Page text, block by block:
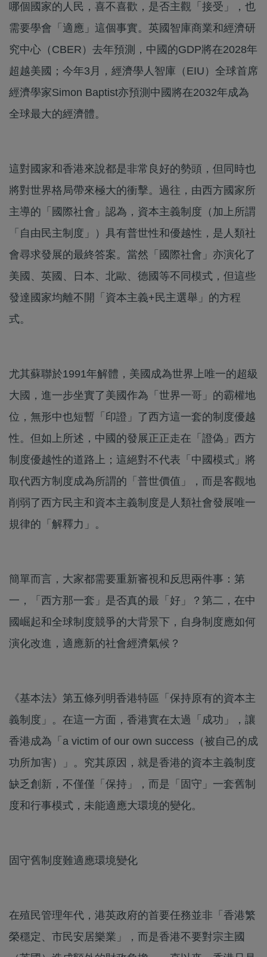
哪個國家的人民，喜不喜歡，是否主觀「接受」，也
需要學會「適應」這個事實。英國智庫商業和經濟研
究中心（CBER）去年預測，中國的GDP將在2028年
超越美國；今年3月，經濟學人智庫（EIU）全球首席
經濟學家Simon Baptist亦預測中國將在2032年成為
全球最大的經濟體。
這對國家和香港來說都是非常良好的勢頭，但同時也
將對世界格局帶來極大的衝擊。過往，由西方國家所
主導的「國際社會」認為，資本主義制度（加上所謂
「自由民主制度」）具有普世性和優越性，是人類社
會尋求發展的最終答案。當然「國際社會」亦演化了
美國、英國、日本、北歐、德國等不同模式，但這些
發達國家均離不開「資本主義+民主選舉」的方程
式。
尤其蘇聯於1991年解體，美國成為世界上唯一的超級
大國，進一步坐實了美國作為「世界一哥」的霸權地
位，無形中也短暫「印證」了西方這一套的制度優越
性。但如上所述，中國的發展正正走在「證偽」西方
制度優越性的道路上；這絕對不代表「中國模式」將
取代西方制度成為所謂的「普世價值」，而是客觀地
削弱了西方民主和資本主義制度是人類社會發展唯一
規律的「解釋力」。
簡單而言，大家都需要重新審視和反思兩件事：第
一，「西方那一套」是否真的最「好」？第二，在中
國崛起和全球制度競爭的大背景下，自身制度應如何
演化改進，適應新的社會經濟氣候？
《基本法》第五條列明香港特區「保持原有的資本主
義制度」。在這一方面，香港實在太過「成功」，讓
香港成為「a victim of our own success（被自己的成
功所加害）」。究其原因，就是香港的資本主義制度
缺乏創新，不僅僅「保持」，而是「固守」一套舊制
度和行事模式，未能適應大環境的變化。
固守舊制度難適應環境變化
在殖民管理年代，港英政府的首要任務並非「香港繁
榮穩定、市民安居樂業」，而是香港不要對宗主國